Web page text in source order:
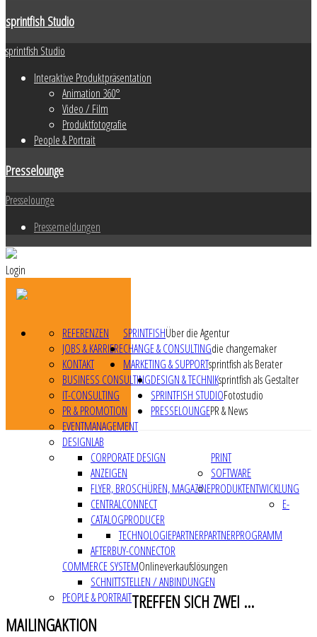
sprintfish Studio
sprintfish Studio
Interaktive Produktpräsentation
Animation 360°
Video / Film
Produktfotografie
People & Portrait
Presselounge
Presselounge
Pressemeldungen
Login
SPRINTFISHÜber die Agentur
REFERENZEN
JOBS & KARRIERE
KONTAKT
CHANGE & CONSULTINGdie changemaker
MARKETING & SUPPORTsprintfish als Berater
BUSINESS CONSULTING
IT-CONSULTING
PR & PROMOTION
EVENTMANAGEMENT
DESIGNLAB
DESIGN & TECHNIKsprintfish als Gestalter
PRINT
CORPORATE DESIGN
ANZEIGEN
FLYER, BROSCHÜREN, MAGAZINE
SOFTWARE
CENTRALCONNECT
CATALOGPRODUCER
PARTNERPROGRAMM
TECHNOLOGIEPARTNER
AFTERBUY-CONNECTOR
PRODUKTENTWICKLUNG
E-
COMMERCE SYSTEMOnlineverkaufslösungen
SCHNITTSTELLEN / ANBINDUNGEN
SPRINTFISH STUDIOFotostudio
PEOPLE & PORTRAIT
PRESSELOUNGEPR & News
TREFFEN SICH ZWEI ...
MAILINGAKTION